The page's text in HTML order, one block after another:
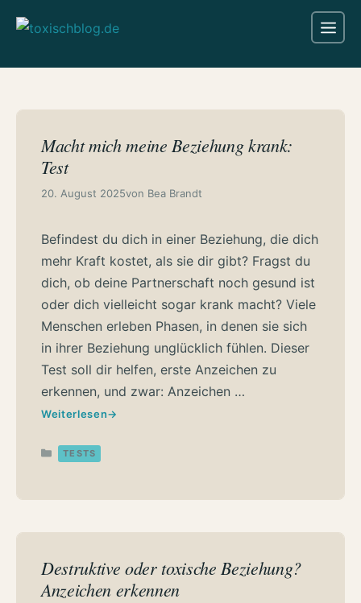
Inhalt
Macht mich meine Beziehung krank:
Test
20. August 2025von Bea Brandt
Befindest du dich in einer Beziehung, die dich
mehr Kraft kostet, als sie dir gibt? Fragst du
dich, ob deine Partnerschaft noch gesund ist
oder dich vielleicht sogar krank macht? Viele
Menschen erleben Phasen, in denen sie sich
in ihrer Beziehung unglücklich fühlen. Dieser
Test soll dir helfen, erste Anzeichen zu
erkennen, und zwar: Anzeichen …
Weiterlesen
Kategorien
TESTS
Destruktive oder toxische Beziehung?
Anzeichen erkennen